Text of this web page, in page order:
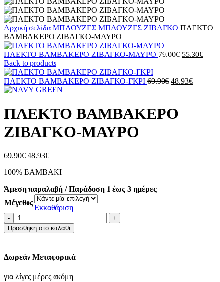
Αρχική σελίδα ΜΠΛΟΥΖΕΣ ΜΠΛΟΥΖΕΣ ΖΙΒΑΓΚΟ ΠΛΕΚΤΟ
ΒΑΜΒΑΚΕΡΟ ΖΙΒΑΓΚO-ΜΑΥΡΟ
ΠΛΕΚΤΟ ΒΑΜΒΑΚΕΡΟ ΖΙΒΑΓΚΟ-ΜΑΥΡΟ 79.00€ Original
79.00€.
55.30€Η
Back to products
ΠΛΕΚΤΟ ΒΑΜΒΑΚΕΡΟ ΖΙΒΑΓΚΟ-ΓΚΡΙ 69.90€ Original
69.90€.
48.93€Η
ΠΛΕΚΤΟ ΒΑΜΒΑΚΕΡΟ
ΖΙΒΑΓΚO-ΜΑΥΡΟ
69.90€ Original
was:
48.93€Η
τιμή
48.93€.
100% ΒΑΜΒΑΚΙ
Άμεση παραλαβή / Παράδοση 1 έως 3 ημέρες
Μέγεθος
Εκκαθάριση
ΠΛΕΚΤΟ
ΒΑΜΒΑΚΕΡΟ
ΖΙΒΑΓΚO-
ποσότητα
Προσθήκη στο καλάθι
Δωρεάν Μεταφορικά
για λίγες μέρες ακόμη